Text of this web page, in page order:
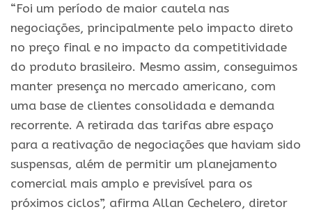
“Foi um período de maior cautela nas
negociações, principalmente pelo impacto direto
no preço final e no impacto da competitividade
do produto brasileiro. Mesmo assim, conseguimos
manter presença no mercado americano, com
uma base de clientes consolidada e demanda
recorrente. A retirada das tarifas abre espaço
para a reativação de negociações que haviam sido
suspensas, além de permitir um planejamento
comercial mais amplo e previsível para os
próximos ciclos”, afirma Allan Cechelero, diretor